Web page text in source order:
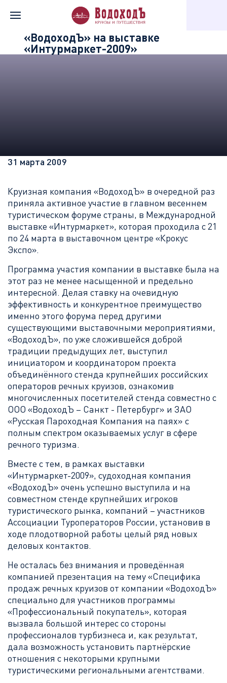
Главная Информация о компании Новости «Водохода»
«ВодоходЪ» на выставке
«Интурмаркет-2009»
31 марта 2009
Круизная компания «ВодоходЪ» в очередной раз
приняла активное участие в главном весеннем
туристическом форуме страны, в Международной
выставке «Интурмаркет», которая проходила с 21
по 24 марта в выставочном центре «Крокус
Экспо».
Программа участия компании в выставке была на
этот раз не менее насыщенной и предельно
интересной. Делая ставку на очевидную
эффективность и конкурентное преимущество
именно этого форума перед другими
существующими выставочными мероприятиями,
«ВодоходЪ», по уже сложившейся доброй
традиции предыдущих лет, выступил
инициатором и координатором проекта
объединённого стенда крупнейших российских
операторов речных круизов, ознакомив
многочисленных посетителей стенда совместно с
ООО «ВодоходЪ – Санкт - Петербург» и ЗАО
«Русская Пароходная Компания на паях» с
полным спектром оказываемых услуг в сфере
речного туризма.
Вместе с тем, в рамках выставки
«Интурмаркет-2009», судоходная компания
«ВодоходЪ» очень успешно выступила и на
совместном стенде крупнейших игроков
туристического рынка, компаний – участников
Ассоциации Туроператоров России, установив в
ходе плодотворной работы целый ряд новых
деловых контактов.
Не осталась без внимания и проведённая
компанией презентация на тему «Специфика
продаж речных круизов от компании «ВодоходЪ»
специально для участников программы
«Профессиональный покупатель», которая
вызвала большой интерес со стороны
профессионалов турбизнеса и, как результат,
дала возможность установить партнёрские
отношения с некоторыми крупными
туристическими региональными агентствами.